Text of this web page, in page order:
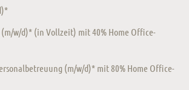
w/d)* (in Vollzeit) mit 40% Home Office-
(m/w/d)* mit 80% Home Office-